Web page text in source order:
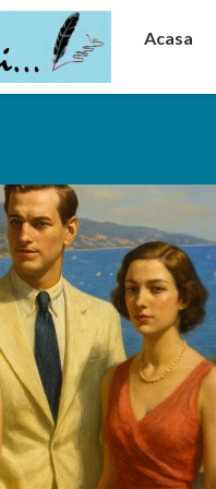
Acasa